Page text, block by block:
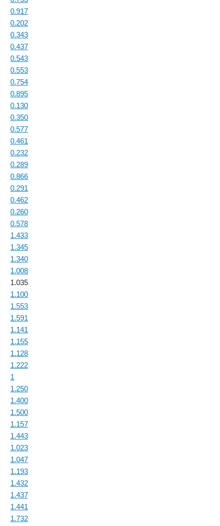
0.917
0.202
0.343
0.437
0.543
0.553
0.754
0.895
0.130
0.350
0.577
0.461
0.232
0.289
0.866
0.291
0.462
0.260
0.578
1.433
1.345
1.340
1.008
1.035
1.100
1.553
1.591
1.141
1.155
1.128
1.222
1
1.250
1.400
1.500
1.157
1.443
1.023
1.047
1.193
1.432
1.437
1.441
1.732